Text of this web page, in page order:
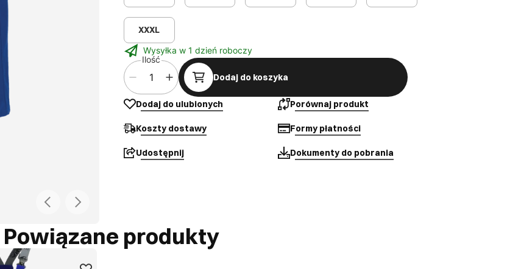
XXXL
Wysyłka w 1 dzień roboczy
Ilość
Dodaj do koszyka
Dodaj do ulubionych Porównaj produkt
Koszty dostawy Formy płatności
Udostępnij Dokumenty do pobrania
Powiązane produkty